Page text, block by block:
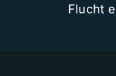
Flucht